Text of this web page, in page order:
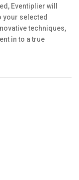
Eventiplier will
your selected
techniques,
in to a true